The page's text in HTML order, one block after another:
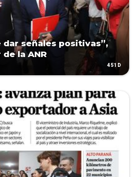
dar señales positivas”,
la ANR
451D